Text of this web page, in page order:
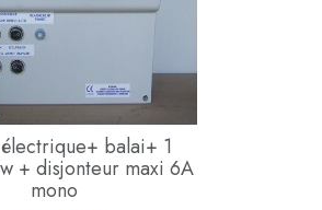
balai+ 1
+ disjonteur maxi 6A
mono